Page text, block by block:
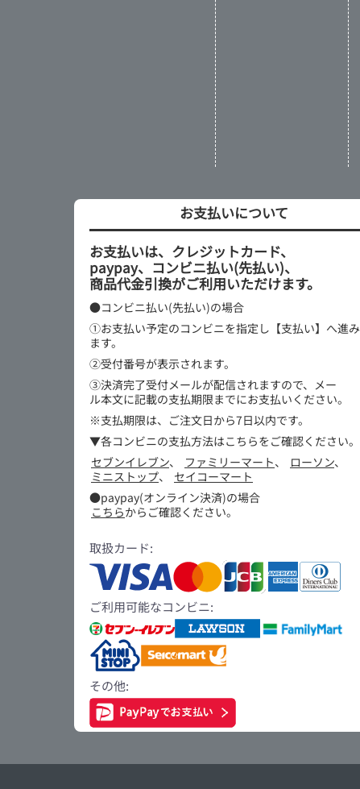
お支払いについて
お支払いは、クレジットカード、
paypay、コンビニ払い(先払い)、
商品代金引換がご利用いただけます。
●コンビニ払い(先払い)の場合
①お支払い予定のコンビニを指定し【支払い】へ進み
ます。
②受付番号が表示されます。
③決済完了受付メールが配信されますので、メー
ル本文に記載の支払期限までにお支払いください。
※支払期限は、ご注文日から7日以内です。
▼各コンビニの支払方法はこちらをご確認ください。
セブンイレブン、 ファミリーマート、 ローソン、
ミニストップ、
セイコーマート
●paypay(オンライン決済)の場合
こちらからご確認ください。
取扱カード:
ご利用可能なコンビニ:
その他: